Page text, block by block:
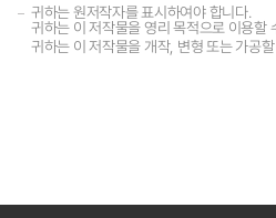
귀하는 원저작자를 표시하여야 합니다.
귀하는 이 저작물을 영리 목적으로 이용할
귀하는 이 저작물을 개작, 변형 또는 가공